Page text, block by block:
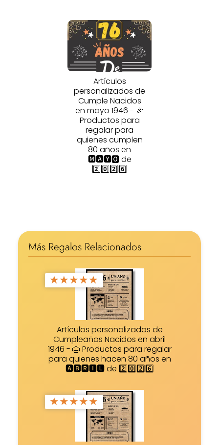
Artículos
personalizados de
Cumple Nacidos
en mayo 1946 - 🎉
Productos para
regalar para
quienes cumplen
80 años en
🅼🅰🆈🅾 de
2️⃣0️⃣2️⃣6️⃣
Más Regalos Relacionados
★★★★★
Artículos personalizados de
Cumpleaños Nacidos en abril
1946 - 🎂 Productos para regalar
para quienes hacen 80 años en
🅰🅱🆁🅸🅻 de 2️⃣0️⃣2️⃣6️⃣
★★★★★